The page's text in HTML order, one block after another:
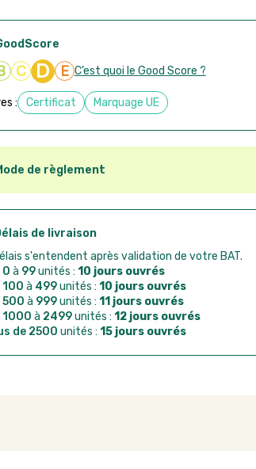
C D E C’est quoi le Good Score ?
: Certificat Marquage UE
de règlement
soit le mode de règlement, vous pouvez
CB :paiement sécurisé par carte
bancaire :
règlement sur facture après la
Pro :règlement par mandat administratif
de livraison
s'entendent après validation de votre BAT.
0 à 99unités : 10 jours ouvrés
100 à 499unités : 10 jours ouvrés
500 à 999unités : 11 jours ouvrés
1000 à 2499unités : 12 jours ouvrés
de 2500 unités : 15 jours ouvrés